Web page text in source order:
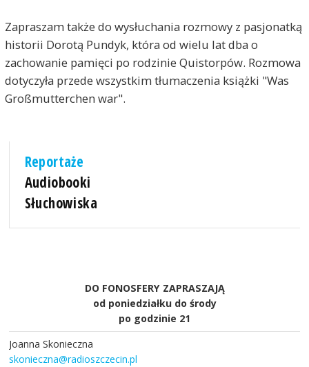
Zapraszam także do wysłuchania rozmowy z pasjonatką
historii Dorotą Pundyk, która od wielu lat dba o
zachowanie pamięci po rodzinie Quistorpów. Rozmowa
dotyczyła przede wszystkim tłumaczenia książki "Was
Großmutterchen war".
Reportaże
Audiobooki
Słuchowiska
DO FONOSFERY ZAPRASZAJĄ
od poniedziałku do środy
po godzinie 21
Joanna Skonieczna
skonieczna@radioszczecin.pl